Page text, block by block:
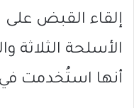
إلقاء القبض
الأسلحة الثلاثة
أنها استُخدمت في